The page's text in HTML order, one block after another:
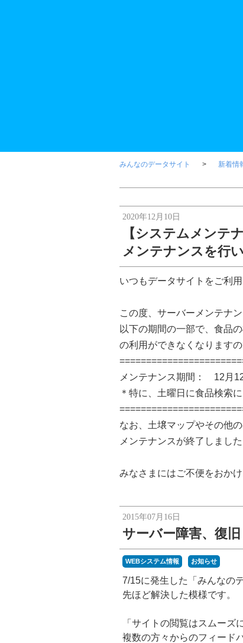
みんなのデータサイト 新着情
2020年12月10日
【システムメンテ
メンテナンスを行
いつもデータサイトをご利
この度、サーバーメンテナ
以下の期間の一部で、食品
の利用ができなくなりますの
メンテナンス期間： 12月
＊特に、土曜日に食品検索
なお、土壌マップやその他
メンテナンスが終了しまし
みなさまにはご不便をおか
2015年07月16日
サーバー障害、復
WEBシステム情報 お知らせ
7/15に発生した「みんなの
先ほど解決した模様です。
「サイトの閲覧はスムーズ
複数の方々からのフィード